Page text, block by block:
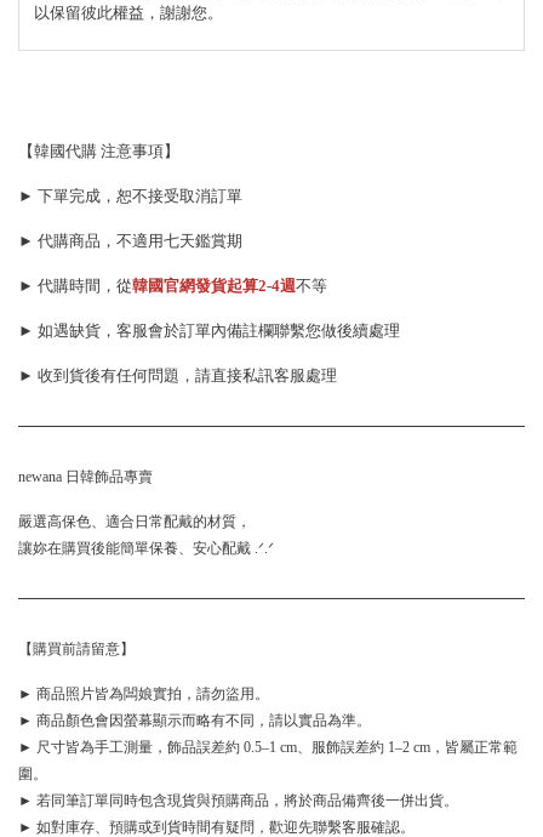
以保留彼此權益，謝謝您。
【韓國代購 注意事項】
► 下單完成，恕不接受取消訂單
► 代購商品，不適用七天鑑賞期
► 代購時間，從韓國官網發貨起算2-4週不等
► 如遇缺貨，客服會於訂單內備註欄聯繫您做後續處理
► 收到貨後有任何問題，請直接私訊客服處理
newana 日韓飾品專賣
嚴選高保色、適合日常配戴的材質，
讓妳在購買後能簡單保養、安心配戴 .ᐟ.ᐟ
【購買前請留意】
► 商品照片皆為闆娘實拍，請勿盜用。
► 商品顏色會因螢幕顯示而略有不同，請以實品為準。
► 尺寸皆為手工測量，飾品誤差約 0.5–1 cm、服飾誤差約 1–2 cm，皆屬正常範
圍。
► 若同筆訂單同時包含現貨與預購商品，將於商品備齊後一併出貨。
► 如對庫存、預購或到貨時間有疑問，歡迎先聯繫客服確認。